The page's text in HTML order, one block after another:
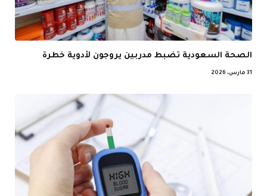
الصحة السعودية تضبط مدربين يروجون لأدوية خطرة
31 مارس، 2026